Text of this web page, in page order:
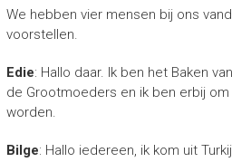
We hebben vier mensen bij ons
voorstellen.
Edie: Hallo daar. Ik ben het Baken
de Grootmoeders en ik ben erbij
worden.
Bilge: Hallo iedereen, ik kom uit